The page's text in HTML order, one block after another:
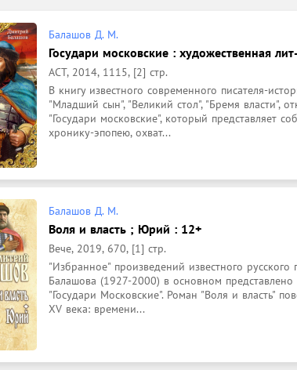
Балашов Д. М.
Государи московские : художественная
АСТ, 2014, 1115, [2] стр.
В книгу известного современного писателя-
"Младший сын", "Великий стол", "Бремя власти",
"Государи московские", который представляет
хронику-эпопею, охват...
Балашов Д. М.
Воля и власть ; Юрий : 12+
Вече, 2019, 670, [1] стр.
"Избранное" произведений известного
Балашова (1927-2000) в основном
"Государи Московские". Роман "Воля и власть"
XV века: времени...